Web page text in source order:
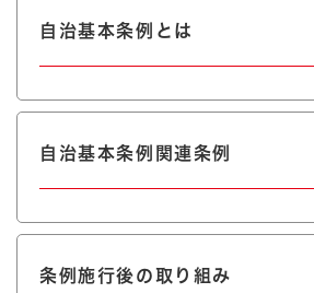
自治基本条例とは
自治基本条例関連条例
条例施行後の取り組み